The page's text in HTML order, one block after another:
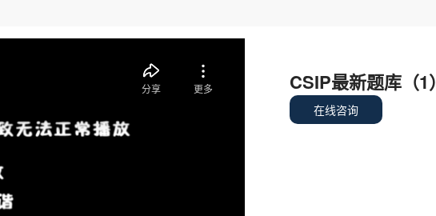
CSIP最新题库（1）
在线咨询